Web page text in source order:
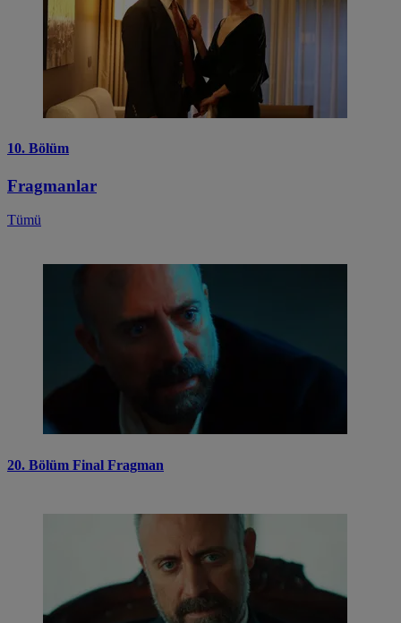
10. Bölüm
Fragmanlar
Tümü
20. Bölüm Final Fragman